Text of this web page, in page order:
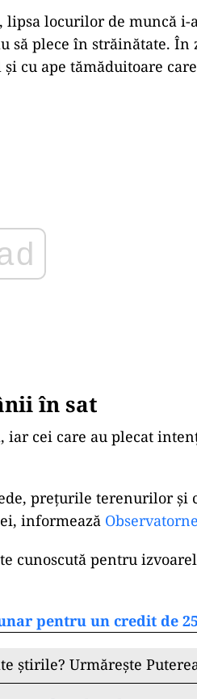
lipsa locurilor de muncă
să plece în străinătate. În
cu ape tămăduitoare
în sat
cei care au plecat
prețurile terenurilor și
informează
cunoscută pentru
pentru un credit de
știrile? Urmărește